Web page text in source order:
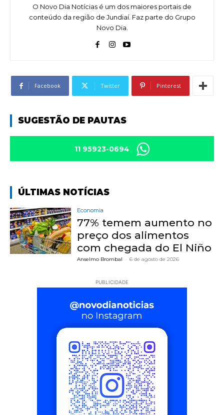
O Novo Dia Notícias é um dos maiores portais de
conteúdo da região de Jundiaí. Faz parte do Grupo
Novo Dia.
Facebook Twitter Pinterest
SUGESTÃO DE PAUTAS
11 95923-0694
ÚLTIMAS NOTÍCIAS
Economia
77% temem aumento no
preço dos alimentos
com chegada do El Niño
Anselmo Brombal - 6 de agosto de 2026
PUBLICIDADE